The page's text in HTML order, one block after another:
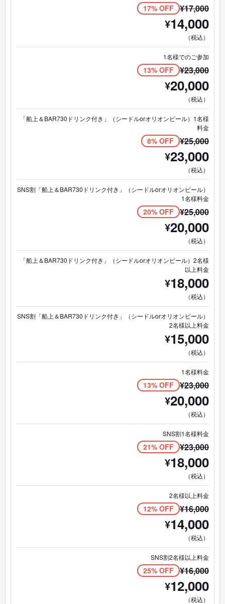
【出航港】
浜崎マリーナ
観光では終わらない、
17% OFF ¥17,000
¥14,000
（税込）
1名様でのご参加
13% OFF ¥23,000
¥20,000
（税込）
「船上＆BAR730ドリンク付き」（シードルorオリオンビール）1名様
料金
8% OFF ¥25,000
¥23,000
（税込）
SNS割「船上＆BAR730ドリンク付き」（シードルorオリオンビール）
1名様料金
20% OFF ¥25,000
¥20,000
（税込）
「船上＆BAR730ドリンク付き」（シードルorオリオンビール）2名様
以上料金
¥18,000
（税込）
SNS割「船上＆BAR730ドリンク付き」（シードルorオリオンビール）
2名様以上料金
¥15,000
（税込）
1名様料金
13% OFF ¥23,000
¥20,000
（税込）
SNS割1名様料金
21% OFF ¥23,000
¥18,000
（税込）
2名様以上料金
12% OFF ¥16,000
¥14,000
（税込）
SNS割2名様以上料金
25% OFF ¥16,000
¥12,000
（税込）